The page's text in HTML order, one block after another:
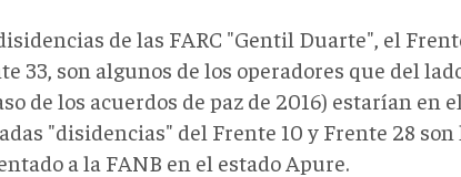
de las FARC "Gentil Duarte", el
33, son algunos de los operadores que del
de los acuerdos de paz de 2016) estarían en
"disidencias" del Frente 10 y Frente 28 son
a la FANB en el estado Apure.